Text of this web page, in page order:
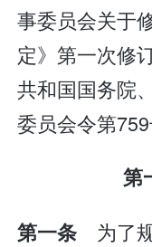
事委员会关于
定》第一次修
共和国国务院
委员会令第759
第一条 为了